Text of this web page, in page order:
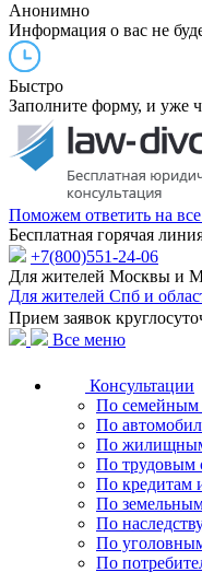
Анонимно
Информация о вас не
Быстро
Заполните форму, и уже
Поможем ответить на
Бесплатная горячая
+7(800)551-24-06
Для жителей Москвы и
Для жителей Спб и
Прием заявок
Все меню
Консультации
По семейным
По
По
По трудовым
По кредитам
По
По
По
По